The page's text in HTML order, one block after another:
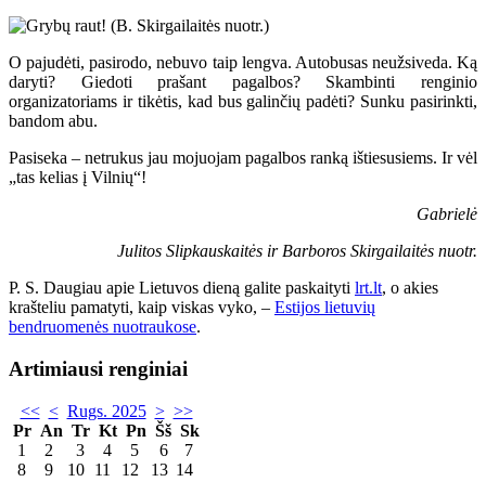
O pajudėti, pasirodo, nebuvo taip lengva. Autobusas neužsiveda. Ką
daryti? Giedoti prašant pagalbos? Skambinti renginio
organizatoriams ir tikėtis, kad bus galinčių padėti? Sunku pasirinkti,
bandom abu.
Pasiseka – netrukus jau mojuojam pagalbos ranką ištiesusiems. Ir vėl
„tas kelias į Vilnių“!
Gabrielė
Julitos Slipkauskaitės ir Barboros Skirgailaitės nuotr.
P. S. Daugiau apie Lietuvos dieną galite paskaityti lrt.lt, o akies
krašteliu pamatyti, kaip viskas vyko, – Estijos lietuvių
bendruomenės nuotraukose.
Artimiausi renginiai
<< < Rugs. 2025 > >>
Pr An Tr Kt Pn Šš Sk
1
2 3 4 5 6
7
8
9 10 11 12 13 14